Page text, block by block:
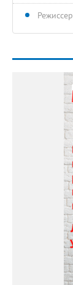
Режиссер